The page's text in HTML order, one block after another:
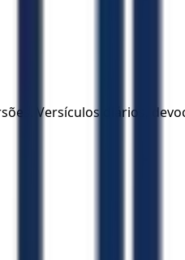
Versículos diários,